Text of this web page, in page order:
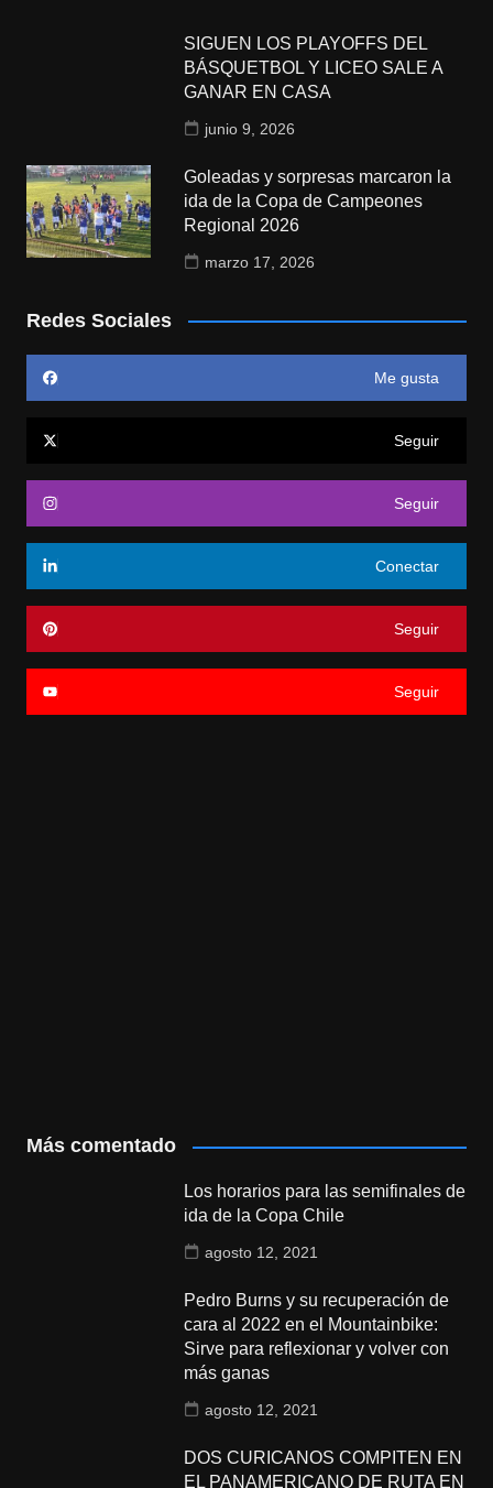
SIGUEN LOS PLAYOFFS DEL
BÁSQUETBOL Y LICEO SALE A
GANAR EN CASA
junio 9, 2026
Goleadas y sorpresas marcaron la
ida de la Copa de Campeones
Regional 2026
marzo 17, 2026
Redes Sociales
Me gusta
Seguir
Seguir
Conectar
Seguir
Seguir
Más comentado
Los horarios para las semifinales de
ida de la Copa Chile
agosto 12, 2021
Pedro Burns y su recuperación de
cara al 2022 en el Mountainbike:
Sirve para reflexionar y volver con
más ganas
agosto 12, 2021
DOS CURICANOS COMPITEN EN
EL PANAMERICANO DE RUTA EN